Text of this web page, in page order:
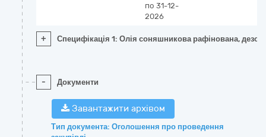
по 31-12-
2026
+ Специфікація 1: Олія соняшникова рафінована,
- Документи
Завантажити архівом
Тип документа: Оголошення про проведення